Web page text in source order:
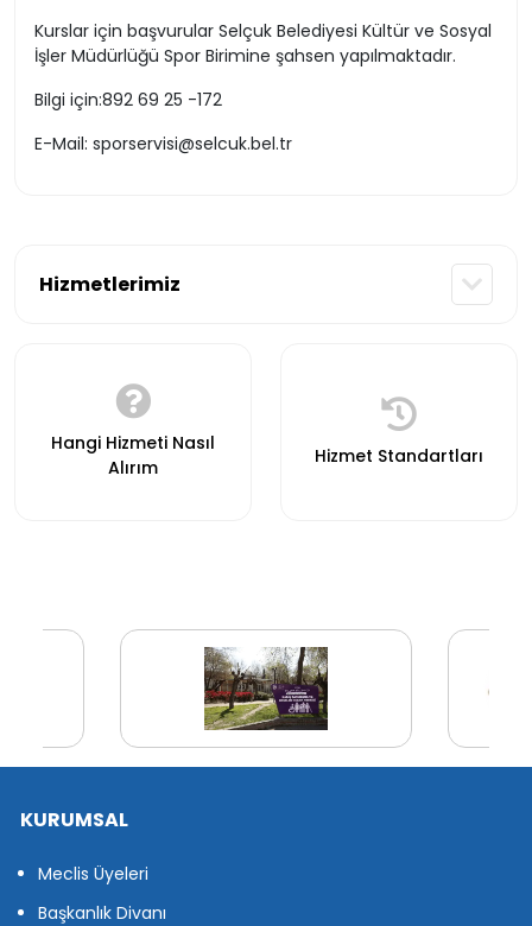
Hizmetlerimiz
Hangi Hizmeti Nasıl
Alırım
Hizmet Standartları
Kurslar için başvurular Selçuk Belediyesi Kültür ve Sosyal
İşler Müdürlüğü Spor Birimine şahsen yapılmaktadır.
Bilgi için:892 69 25 -172
E-Mail: sporservisi@selcuk.bel.tr
KURUMSAL
Meclis Üyeleri
Başkanlık Divanı